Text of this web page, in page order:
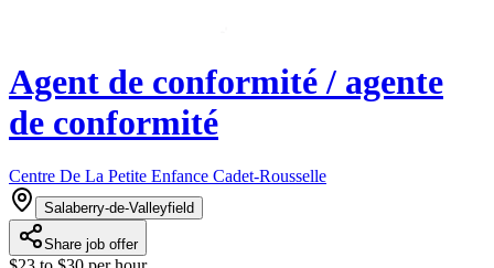
Agent de conformité / agente
de conformité
Centre De La Petite Enfance Cadet-Rousselle
Salaberry-de-Valleyfield
Share job offer